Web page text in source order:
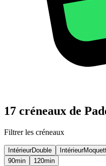
17 créneaux de
Filtrer les créneaux
IntérieurDouble Intérieur
90min 120min